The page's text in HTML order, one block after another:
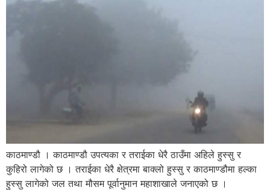
काठमाण्डौ । काठमाण्डौ उपत्यका र तराईका धेरै ठाउँमा अहिले हुस्सु र
कुहिरो लागेको छ । तराईका धेरै क्षेत्रमा बाक्लो हुस्सु र काठमाण्डौमा हल्का
हुस्सु लागेको जल तथा मौसम पूर्वानुमान महाशाखाले जनाएको छ ।